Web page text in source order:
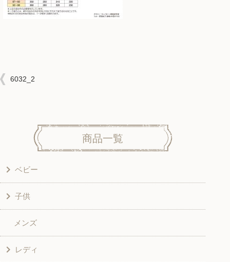
6032_2
商品一覧
ベビー
洋服
和風衣類
グッズ
子供
ワンピース
シャツ・ブラウス
メンズ
レディ